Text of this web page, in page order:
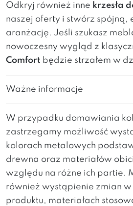
Odkryj również inne krzesła
naszej oferty i stwórz spójną,
aranżację. Jeśli szukasz
nowoczesny wygląd z
Comfort będzie strzałem w
Ważne informacje
W przypadku domawiania
zastrzegamy możliwość
kolorach metalowych
drewna oraz materiałów
względu na różne ich partie.
również wystąpienie zmian
produktu, materiałach